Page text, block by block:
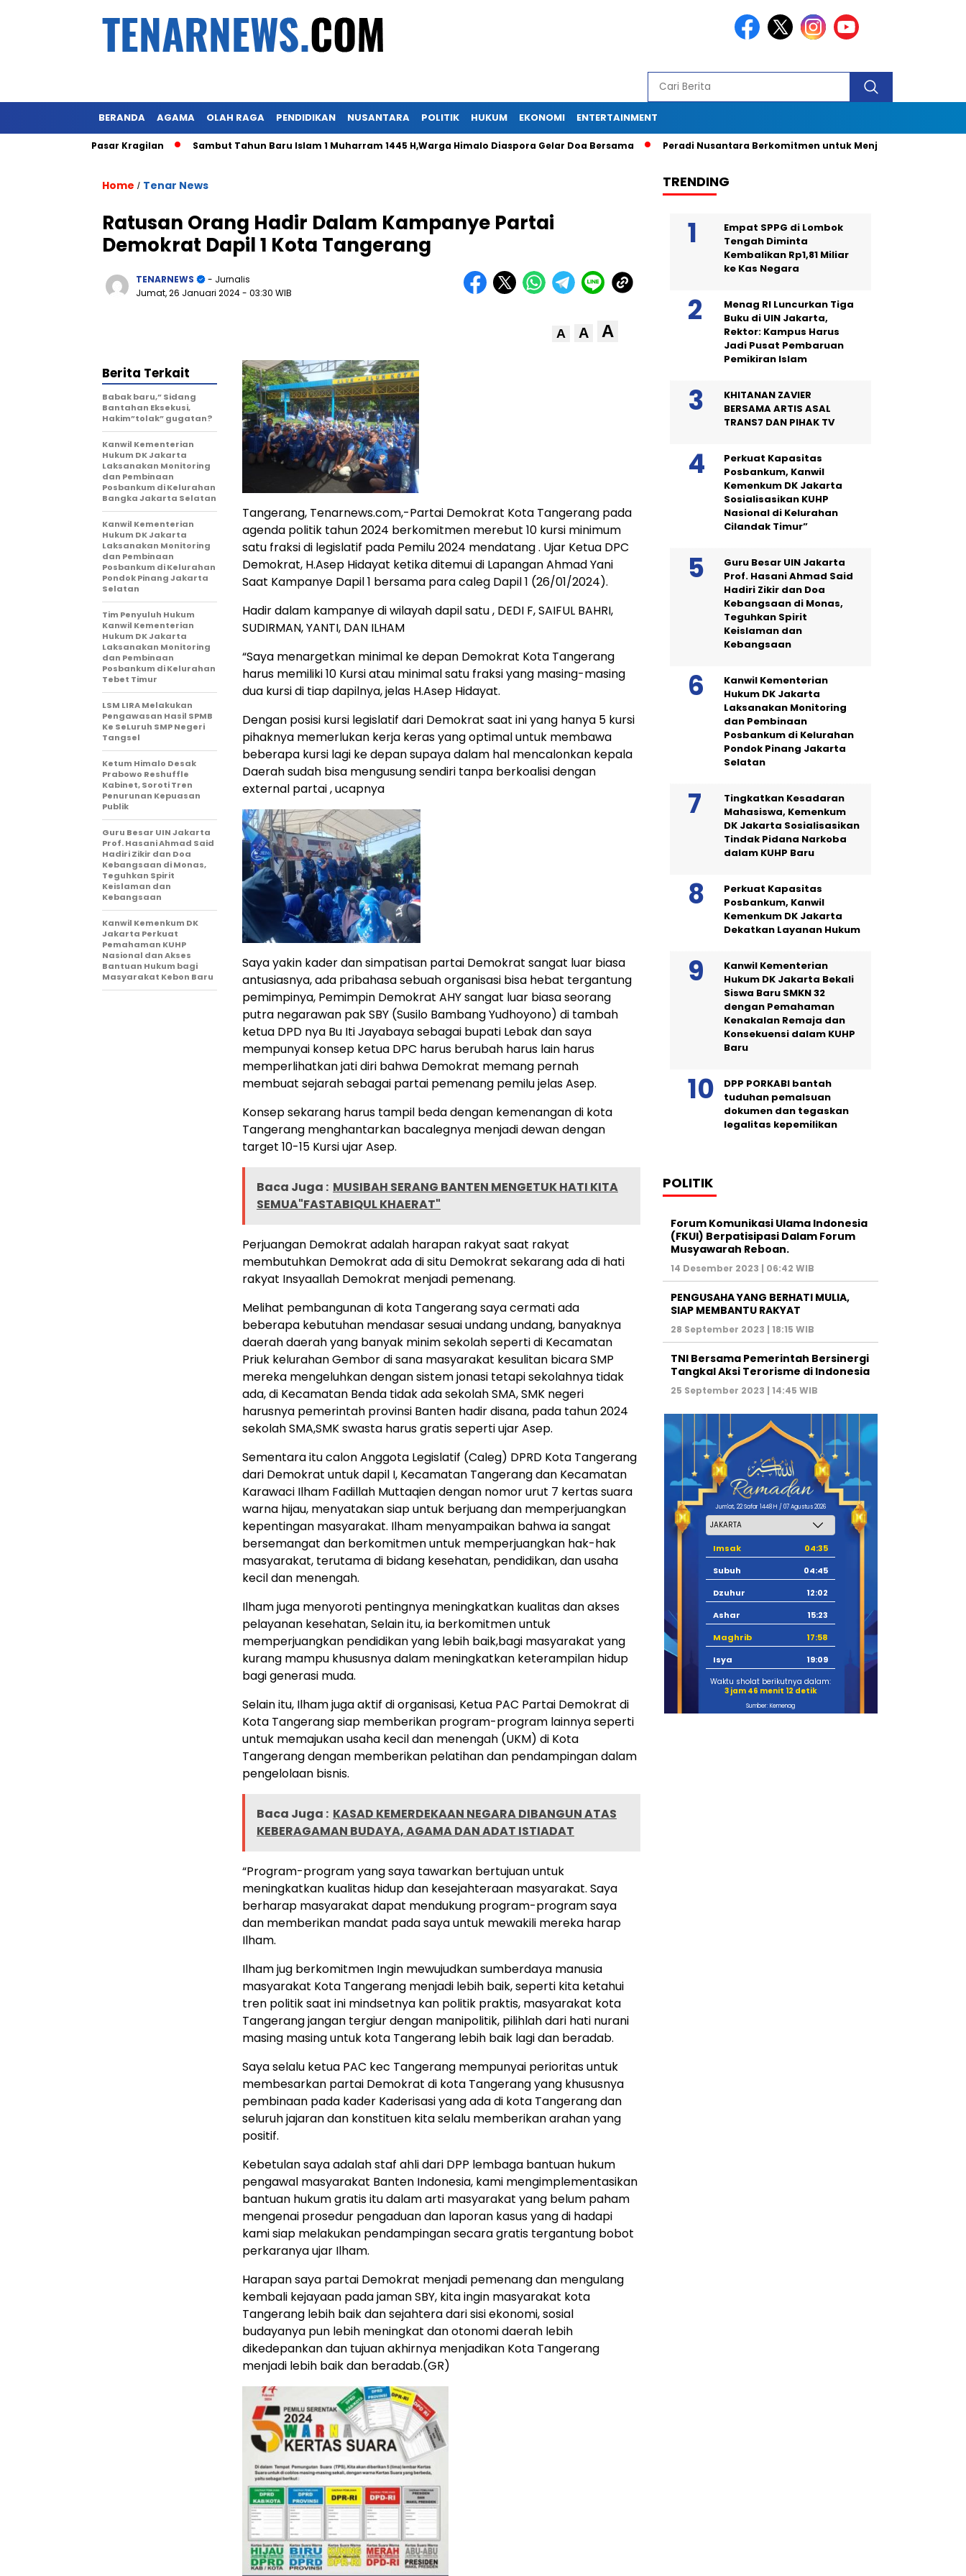
BERANDA AGAMA OLAH RAGA PENDIDIKAN NUSANTARA POLITIK HUKUM EKONOMI ENTERTAINMENT
Lahan Eks Pasar Kragilan Sambut Tahun Baru Islam 1 Muharram 1445 H,Warga Himalo Diaspora Gelar Doa Bersama Peradi Nusantara Berkomitmen untuk Menjadi Advokat Spesialis
Home / Tenar News
Ratusan Orang Hadir Dalam Kampanye Partai
Demokrat Dapil 1 Kota Tangerang
TENARNEWS
- Jurnalis
Jumat, 26 Januari 2024- 03:30 WIB
A A A
Tangerang, Tenarnews.com,-Partai Demokrat Kota Tangerang pada
agenda politik tahun 2024 berkomitmen merebut 10 kursi minimum
satu fraksi di legislatif pada Pemilu 2024 mendatang . Ujar Ketua DPC
Demokrat, H.Asep Hidayat ketika ditemui di Lapangan Ahmad Yani
Saat Kampanye Dapil 1 bersama para caleg Dapil 1 (26/01/2024).
Hadir dalam kampanye di wilayah dapil satu , DEDI F, SAIFUL BAHRI,
SUDIRMAN, YANTI, DAN ILHAM
“Saya menargetkan minimal ke depan Demokrat Kota Tangerang
harus memiliki 10 Kursi atau minimal satu fraksi yang masing-masing
dua kursi di tiap dapilnya, jelas H.Asep Hidayat.
Dengan posisi kursi legislatif dari Demokrat saat ini yang hanya 5 kursi
pihaknya memerlukan kerja keras yang optimal untuk membawa
beberapa kursi lagi ke depan supaya dalam hal mencalonkan kepala
Daerah sudah bisa mengusung sendiri tanpa berkoalisi dengan
external partai , ucapnya
Saya yakin kader dan simpatisan partai Demokrat sangat luar biasa
antusiasnya, ada pribahasa sebuah organisasi bisa hebat tergantung
pemimpinya, Pemimpin Demokrat AHY sangat luar biasa seorang
putra negarawan pak SBY (Susilo Bambang Yudhoyono) di tambah
ketua DPD nya Bu Iti Jayabaya sebagai bupati Lebak dan saya
mempunyai konsep ketua DPC harus berubah harus lain harus
memperlihatkan jati diri bahwa Demokrat memang pernah
membuat sejarah sebagai partai pemenang pemilu jelas Asep.
Konsep sekarang harus tampil beda dengan kemenangan di kota
Tangerang menghantarkan bacalegnya menjadi dewan dengan
target 10-15 Kursi ujar Asep.
Baca Juga : MUSIBAH SERANG BANTEN MENGETUK HATI KITA
SEMUA"FASTABIQUL KHAERAT"
Perjuangan Demokrat adalah harapan rakyat saat rakyat
membutuhkan Demokrat ada di situ Demokrat sekarang ada di hati
rakyat Insyaallah Demokrat menjadi pemenang.
Melihat pembangunan di kota Tangerang saya cermati ada
beberapa kebutuhan mendasar sesuai undang undang, banyaknya
daerah daerah yang banyak minim sekolah seperti di Kecamatan
Priuk kelurahan Gembor di sana masyarakat kesulitan bicara SMP
mereka mengeluhkan dengan sistem jonasi tetapi sekolahnya tidak
ada, di Kecamatan Benda tidak ada sekolah SMA, SMK negeri
harusnya pemerintah provinsi Banten hadir disana, pada tahun 2024
sekolah SMA,SMK swasta harus gratis seperti ujar Asep.
Sementara itu calon Anggota Legislatif (Caleg) DPRD Kota Tangerang
dari Demokrat untuk dapil I, Kecamatan Tangerang dan Kecamatan
Karawaci Ilham Fadillah Muttaqien dengan nomor urut 7 kertas suara
warna hijau, menyatakan siap untuk berjuang dan memperjuangkan
kepentingan masyarakat. Ilham menyampaikan bahwa ia sangat
bersemangat dan berkomitmen untuk memperjuangkan hak-hak
masyarakat, terutama di bidang kesehatan, pendidikan, dan usaha
kecil dan menengah.
Ilham juga menyoroti pentingnya meningkatkan kualitas dan akses
pelayanan kesehatan, Selain itu, ia berkomitmen untuk
memperjuangkan pendidikan yang lebih baik,bagi masyarakat yang
kurang mampu khususnya dalam meningkatkan keterampilan hidup
bagi generasi muda.
Selain itu, Ilham juga aktif di organisasi, Ketua PAC Partai Demokrat di
Kota Tangerang siap memberikan program-program lainnya seperti
untuk memajukan usaha kecil dan menengah (UKM) di Kota
Tangerang dengan memberikan pelatihan dan pendampingan dalam
pengelolaan bisnis.
Baca Juga : KASAD KEMERDEKAAN NEGARA DIBANGUN ATAS
KEBERAGAMAN BUDAYA, AGAMA DAN ADAT ISTIADAT
“Program-program yang saya tawarkan bertujuan untuk
meningkatkan kualitas hidup dan kesejahteraan masyarakat. Saya
berharap masyarakat dapat mendukung program-program saya
dan memberikan mandat pada saya untuk mewakili mereka harap
Ilham.
Ilham jug berkomitmen Ingin mewujudkan sumberdaya manusia
masyarakat Kota Tangerang menjadi lebih baik, seperti kita ketahui
tren politik saat ini mindsetnya kan politik praktis, masyarakat kota
Tangerang jangan tergiur dengan manipolitik, pilihlah dari hati nurani
masing masing untuk kota Tangerang lebih baik lagi dan beradab.
Saya selalu ketua PAC kec Tangerang mempunyai perioritas untuk
membesarkan partai Demokrat di kota Tangerang yang khususnya
pembinaan pada kader Kaderisasi yang ada di kota Tangerang dan
seluruh jajaran dan konstituen kita selalu memberikan arahan yang
positif.
Kebetulan saya adalah staf ahli dari DPP lembaga bantuan hukum
pengawal masyarakat Banten Indonesia, kami mengimplementasikan
bantuan hukum gratis itu dalam arti masyarakat yang belum paham
mengenai prosedur pengaduan dan laporan kasus yang di hadapi
kami siap melakukan pendampingan secara gratis tergantung bobot
perkaranya ujar Ilham.
Harapan saya partai Demokrat menjadi pemenang dan mengulang
kembali kejayaan pada jaman SBY, kita ingin masyarakat kota
Tangerang lebih baik dan sejahtera dari sisi ekonomi, sosial
budayanya pun lebih meningkat dan otonomi daerah lebih
dikedepankan dan tujuan akhirnya menjadikan Kota Tangerang
menjadi lebih baik dan beradab.(GR)
Berita Terkait
Babak baru,” Sidang
Bantahan Eksekusi,
Hakim”tolak” gugatan?
Kanwil Kementerian
Hukum DK Jakarta
Laksanakan Monitoring
dan Pembinaan
Posbankum di Kelurahan
Bangka Jakarta Selatan
Kanwil Kementerian
Hukum DK Jakarta
Laksanakan Monitoring
dan Pembinaan
Posbankum di Kelurahan
Pondok Pinang Jakarta
Selatan
Tim Penyuluh Hukum
Kanwil Kementerian
Hukum DK Jakarta
Laksanakan Monitoring
dan Pembinaan
Posbankum di Kelurahan
Tebet Timur
LSM LIRA Melakukan
Pengawasan Hasil SPMB
Ke SeLuruh SMP Negeri
Tangsel
Ketum Himalo Desak
Prabowo Reshuffle
Kabinet, Soroti Tren
Penurunan Kepuasan
Publik
Guru Besar UIN Jakarta
Prof. Hasani Ahmad Said
Hadiri Zikir dan Doa
Kebangsaan di Monas,
Teguhkan Spirit
Keislaman dan
Kebangsaan
Kanwil Kemenkum DK
Jakarta Perkuat
Pemahaman KUHP
Nasional dan Akses
Bantuan Hukum bagi
Masyarakat Kebon Baru
TRENDING
Empat SPPG di Lombok
Tengah Diminta
Kembalikan Rp1,81 Miliar
ke Kas Negara
Menag RI Luncurkan Tiga
Buku di UIN Jakarta,
Rektor: Kampus Harus
Jadi Pusat Pembaruan
Pemikiran Islam
KHITANAN ZAVIER
BERSAMA ARTIS ASAL
TRANS7 DAN PIHAK TV
Perkuat Kapasitas
Posbankum, Kanwil
Kemenkum DK Jakarta
Sosialisasikan KUHP
Nasional di Kelurahan
Cilandak Timur”
Guru Besar UIN Jakarta
Prof. Hasani Ahmad Said
Hadiri Zikir dan Doa
Kebangsaan di Monas,
Teguhkan Spirit
Keislaman dan
Kebangsaan
Kanwil Kementerian
Hukum DK Jakarta
Laksanakan Monitoring
dan Pembinaan
Posbankum di Kelurahan
Pondok Pinang Jakarta
Selatan
Tingkatkan Kesadaran
Mahasiswa, Kemenkum
DK Jakarta Sosialisasikan
Tindak Pidana Narkoba
dalam KUHP Baru
Perkuat Kapasitas
Posbankum, Kanwil
Kemenkum DK Jakarta
Dekatkan Layanan Hukum
Kanwil Kementerian
Hukum DK Jakarta Bekali
Siswa Baru SMKN 32
dengan Pemahaman
Kenakalan Remaja dan
Konsekuensi dalam KUHP
Baru
DPP PORKABI bantah
tuduhan pemalsuan
dokumen dan tegaskan
legalitas kepemilikan
POLITIK
Forum Komunikasi Ulama Indonesia
(FKUI) Berpatisipasi Dalam Forum
Musyawarah Reboan.
14 Desember 2023 | 06:42 WIB
PENGUSAHA YANG BERHATI MULIA,
SIAP MEMBANTU RAKYAT
28 September 2023 | 18:15 WIB
TNI Bersama Pemerintah Bersinergi
Tangkal Aksi Terorisme di Indonesia
25 September 2023 | 14:45 WIB
Jum'at, 22 Safar 1448 H / 07 Agustus 2026
Imsak
04:35
Subuh
04:45
Dzuhur
12:02
Ashar
15:23
Maghrib
17:58
Isya
19:09
Waktu sholat berikutnya dalam:
3 jam 46 menit 11 detik
Sumber: Kemenag